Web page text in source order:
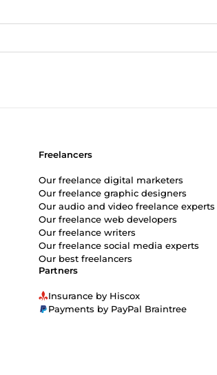
Partners
Insurance by Hiscox
Payments by PayPal Braintree
Freelancers
Our freelance digital marketers
Our freelance graphic designers
Our audio and video freelance experts
Our freelance web developers
Our freelance writers
Our freelance social media experts
Our best freelancers